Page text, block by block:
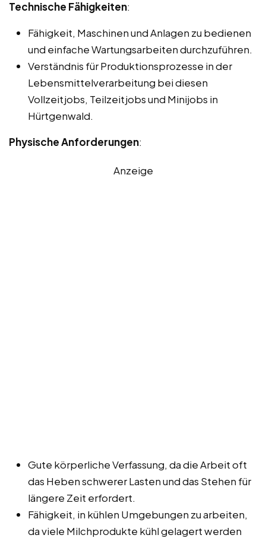
Technische Fähigkeiten:
Fähigkeit, Maschinen und Anlagen zu bedienen
und einfache Wartungsarbeiten durchzuführen.
Verständnis für Produktionsprozesse in der
Lebensmittelverarbeitung bei diesen
Vollzeitjobs, Teilzeitjobs und Minijobs in
Hürtgenwald.
Physische Anforderungen:
Anzeige
Gute körperliche Verfassung, da die Arbeit oft
das Heben schwerer Lasten und das Stehen für
längere Zeit erfordert.
Fähigkeit, in kühlen Umgebungen zu arbeiten,
da viele Milchprodukte kühl gelagert werden